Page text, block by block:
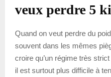
veux perdre 5
Quand on veut perdre du
souvent dans les mêmes
croire qu’un régime très
il est surtout plus difficile à